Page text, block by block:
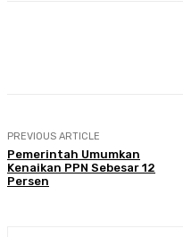
PREVIOUS ARTICLE
Pemerintah Umumkan
Kenaikan PPN Sebesar 12
Persen